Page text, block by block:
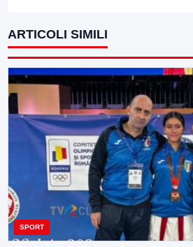
ARTICOLI SIMILI
SPORT